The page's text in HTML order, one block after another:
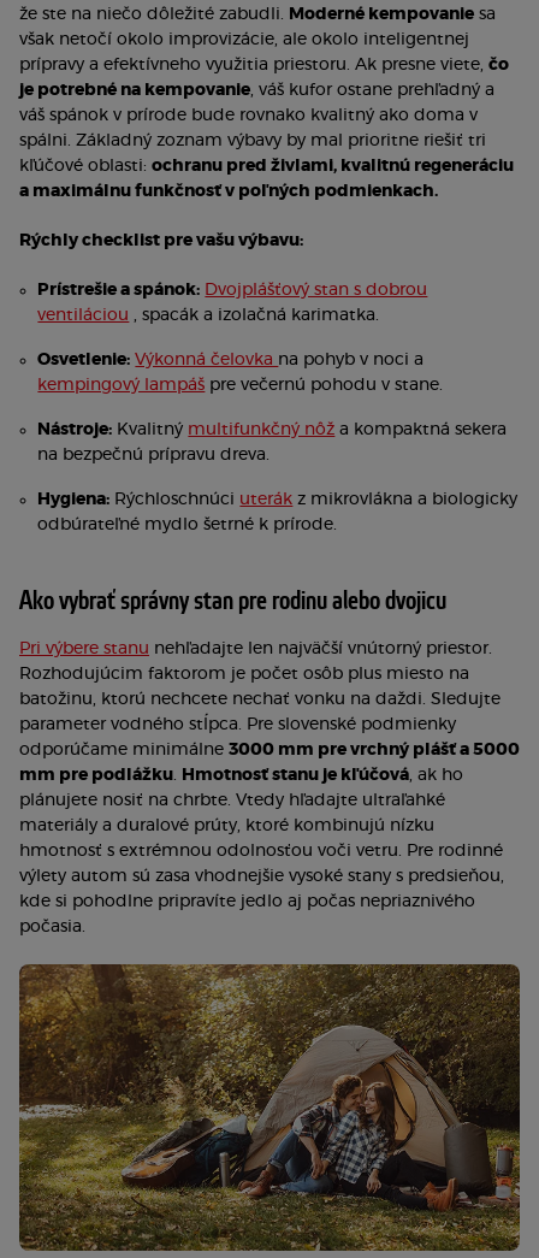
že ste na niečo dôležité zabudli. Moderné kempovanie sa
však netočí okolo improvizácie, ale okolo inteligentnej
prípravy a efektívneho využitia priestoru. Ak presne viete, čo
je potrebné na kempovanie, váš kufor ostane prehľadný a
váš spánok v prírode bude rovnako kvalitný ako doma v
spálni. Základný zoznam výbavy by mal prioritne riešiť tri
kľúčové oblasti: ochranu pred živlami, kvalitnú regeneráciu
a maximálnu funkčnosť v poľných podmienkach.
Rýchly checklist pre vašu výbavu:
Prístrešie a spánok: Dvojplášťový stan s dobrou
ventiláciou , spacák a izolačná karimatka.
Osvetlenie: Výkonná čelovka na pohyb v noci a
kempingový lampáš pre večernú pohodu v stane.
Nástroje: Kvalitný multifunkčný nôž a kompaktná sekera
na bezpečnú prípravu dreva.
Hygiena: Rýchloschnúci uterák z mikrovlákna a biologicky
odbúrateľné mydlo šetrné k prírode.
Ako vybrať správny stan pre rodinu alebo dvojicu
Pri výbere stanu nehľadajte len najväčší vnútorný priestor.
Rozhodujúcim faktorom je počet osôb plus miesto na
batožinu, ktorú nechcete nechať vonku na daždi. Sledujte
parameter vodného stĺpca. Pre slovenské podmienky
odporúčame minimálne 3000 mm pre vrchný plášť a 5000
mm pre podlážku. Hmotnosť stanu je kľúčová, ak ho
plánujete nosiť na chrbte. Vtedy hľadajte ultraľahké
materiály a duralové prúty, ktoré kombinujú nízku
hmotnosť s extrémnou odolnosťou voči vetru. Pre rodinné
výlety autom sú zasa vhodnejšie vysoké stany s predsieňou,
kde si pohodlne pripravíte jedlo aj počas nepriaznivého
počasia.